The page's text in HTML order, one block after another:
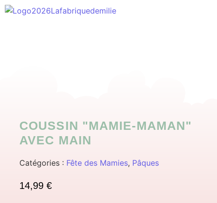
COUSSIN "MAMIE-MAMAN"
AVEC MAIN
Catégories : Fête des Mamies, Pâques
14,99 €